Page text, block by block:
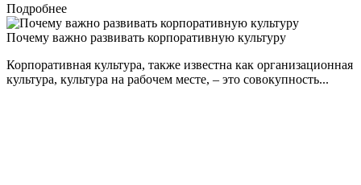
Подробнее
Почему важно развивать корпоративную культуру
Корпоративная культура, также известна как организационная
культура, культура на рабочем месте, – это совокупность...